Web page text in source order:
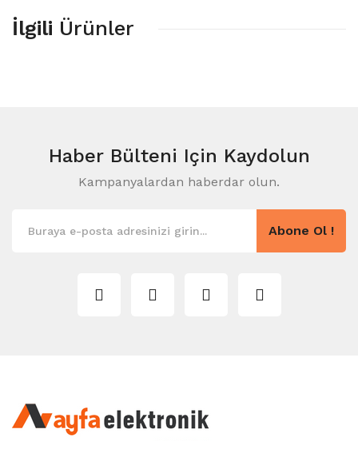
İlgili Ürünler
Haber Bülteni Için Kaydolun
Kampanyalardan haberdar olun.
Abone Ol !